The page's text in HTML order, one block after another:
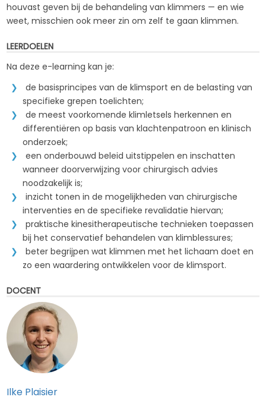
houvast geven bij de behandeling van klimmers — en wie
weet, misschien ook meer zin om zelf te gaan klimmen.
LEERDOELEN
Na deze e-learning kan je:
de basisprincipes van de klimsport en de belasting van
specifieke grepen toelichten;
de meest voorkomende klimletsels herkennen en
differentiëren op basis van klachtenpatroon en klinisch
onderzoek;
een onderbouwd beleid uitstippelen en inschatten
wanneer doorverwijzing voor chirurgisch advies
noodzakelijk is;
inzicht tonen in de mogelijkheden van chirurgische
interventies en de specifieke revalidatie hiervan;
praktische kinesitherapeutische technieken toepassen
bij het conservatief behandelen van klimblessures;
beter begrijpen wat klimmen met het lichaam doet en
zo een waardering ontwikkelen voor de klimsport.
DOCENT
Ilke Plaisier